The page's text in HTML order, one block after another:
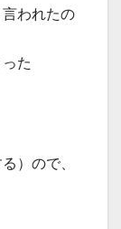
言われたの
た
）ので、